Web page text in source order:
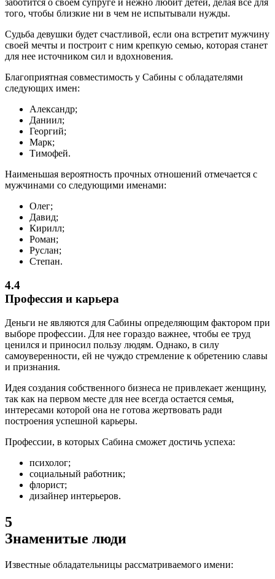
заботится о своем супруге и нежно любит детей, делая все для
того, чтобы близкие ни в чем не испытывали нужды.
Судьба девушки будет счастливой, если она встретит мужчину
своей мечты и построит с ним крепкую семью, которая станет
для нее источником сил и вдохновения.
Благоприятная совместимость у Сабины с обладателями
следующих имен:
Александр;
Даниил;
Георгий;
Марк;
Тимофей.
Наименьшая вероятность прочных отношений отмечается с
мужчинами со следующими именами:
Олег;
Давид;
Кирилл;
Роман;
Руслан;
Степан.
4.4
Профессия и карьера
Деньги не являются для Сабины определяющим фактором при
выборе профессии. Для нее гораздо важнее, чтобы ее труд
ценился и приносил пользу людям. Однако, в силу
самоуверенности, ей не чуждо стремление к обретению славы
и признания.
Идея создания собственного бизнеса не привлекает женщину,
так как на первом месте для нее всегда остается семья,
интересами которой она не готова жертвовать ради
построения успешной карьеры.
Профессии, в которых Сабина сможет достичь успеха:
психолог;
социальный работник;
флорист;
дизайнер интерьеров.
5
Знаменитые люди
Известные обладательницы рассматриваемого имени: